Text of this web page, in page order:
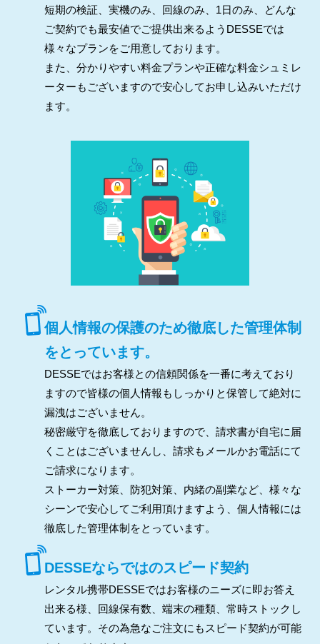
短期の検証、実機のみ、回線のみ、1日のみ、どんな
ご契約でも最安値でご提供出来るようDESSEでは
様々なプランをご用意しております。
また、分かりやすい料金プランや正確な料金シュミレ
ーターもございますので安心してお申し込みいただけ
ます。
個人情報の保護のため徹底した管理体制
をとっています。
DESSEではお客様との信頼関係を一番に考えており
ますので皆様の個人情報もしっかりと保管して絶対に
漏洩はございません。
秘密厳守を徹底しておりますので、請求書が自宅に届
くことはございませんし、請求もメールかお電話にて
ご請求になります。
ストーカー対策、防犯対策、内緒の副業など、様々な
シーンで安心してご利用頂けますよう、個人情報には
徹底した管理体制をとっています。
DESSEならではのスピード契約
レンタル携帯DESSEではお客様のニーズに即お答え
出来る様、回線保有数、端末の種類、常時ストックし
ています。その為急なご注文にもスピード契約が可能